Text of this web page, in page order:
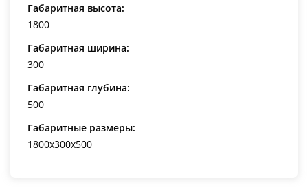
Габаритная высота:
1800
Габаритная ширина:
300
Габаритная глубина:
500
Габаритные размеры:
1800x300x500